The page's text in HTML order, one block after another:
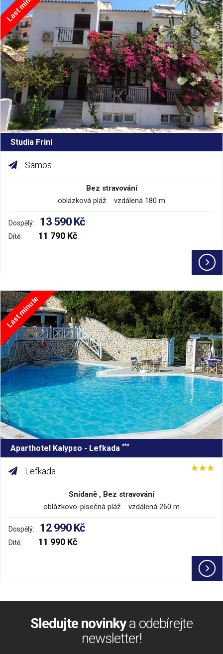
Studia Frini
Samos
Bez stravování
oblázková pláž vzdálená 180 m
Dospělý: 13 590 Kč
Dítě: 11 790 Kč
Last minute
Aparthotel Kalypso - Lefkada ***
Lefkada
Snídaně , Bez stravování
oblázkovo-písečná pláž vzdálená 260 m
Dospělý: 12 990 Kč
Dítě: 11 990 Kč
Sledujte novinkya odebírejte
newsletter!